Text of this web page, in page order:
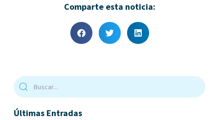
Comparte esta noticia:
Últimas Entradas